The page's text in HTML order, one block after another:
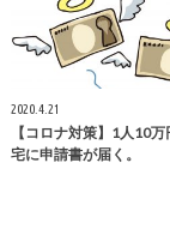
2020.4.21
【コロナ対策】1人10
宅に申請書が届く。